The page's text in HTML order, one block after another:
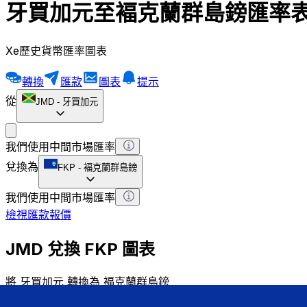
牙買加元至褔克蘭群島鎊匯率
Xe歷史貨幣匯率圖表
轉換 匯款 圖表
提示
從
JMD - 牙買加元
我們使用中間市場匯率
兌換為
FKP - 褔克蘭群島鎊
我們使用中間市場匯率
檢視匯款報價
JMD 兌換 FKP 圖表
將 牙買加元 轉換為 褔克蘭群島鎊